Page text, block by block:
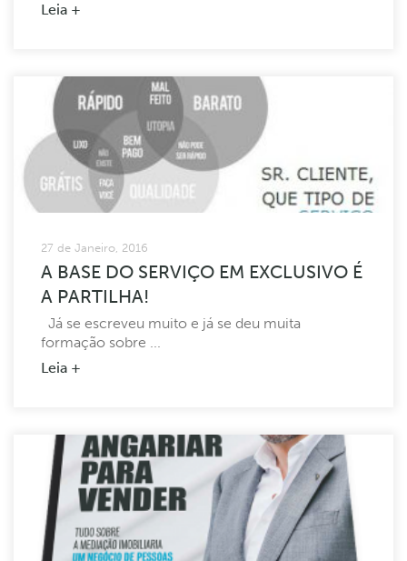
Leia +
27 de Janeiro, 2016
A BASE DO SERVIÇO EM EXCLUSIVO É
A PARTILHA!
Já se escreveu muito e já se deu muita
formação sobre ...
Leia +